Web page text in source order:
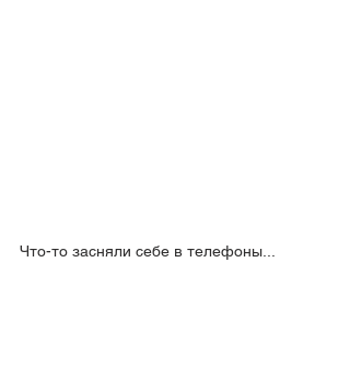
Что-то засняли себе в телефоны...